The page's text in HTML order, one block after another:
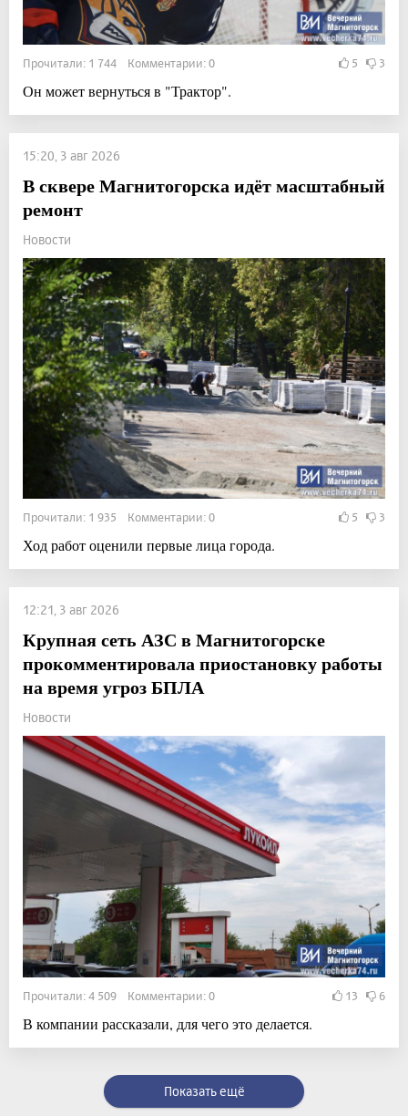
Прочитали: 1 744 Комментарии: 0 5 3
Он может вернуться в "Трактор".
15:20, 3 авг 2026
В сквере Магнитогорска идёт масштабный
ремонт
Новости
Прочитали: 1 935 Комментарии: 0 5 3
Ход работ оценили первые лица города.
12:21, 3 авг 2026
Крупная сеть АЗС в Магнитогорске
прокомментировала приостановку работы
на время угроз БПЛА
Новости
Прочитали: 4 509 Комментарии: 0 13 6
В компании рассказали, для чего это делается.
Показать ещё